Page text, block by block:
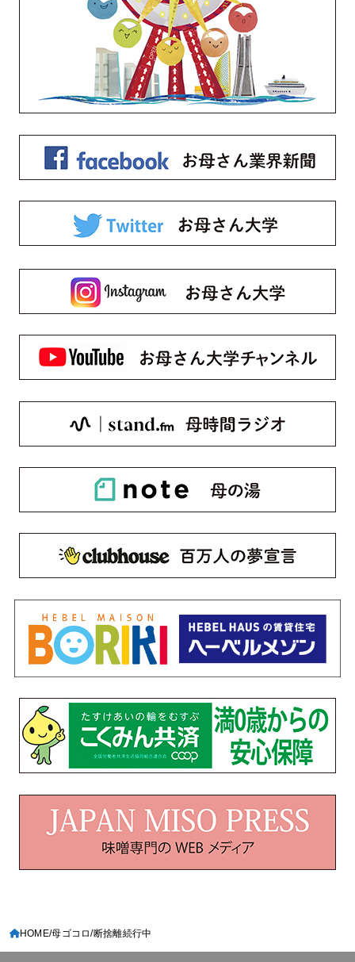
HOME 母ゴコロ 断捨離続行中